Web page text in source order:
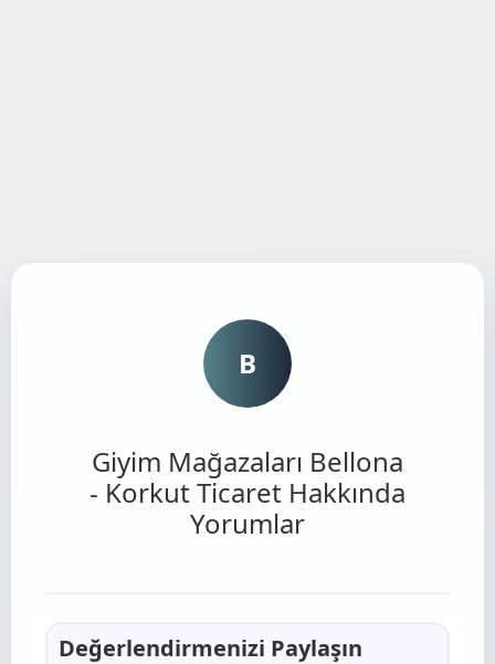
B
Giyim Mağazaları Bellona
- Korkut Ticaret Hakkında
Yorumlar
Değerlendirmenizi Paylaşın